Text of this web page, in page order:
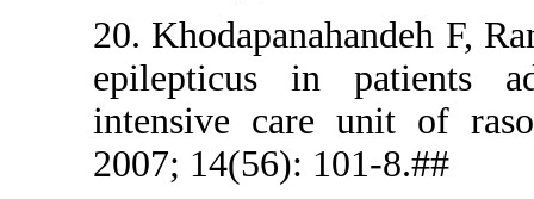
20.
intensive
2007;